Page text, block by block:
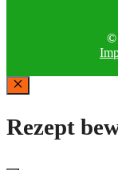
©
Schließen
Rezept